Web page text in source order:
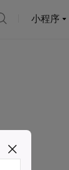
小程序